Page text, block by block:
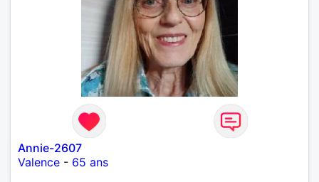
Annie-2607
Valence - 65 ans